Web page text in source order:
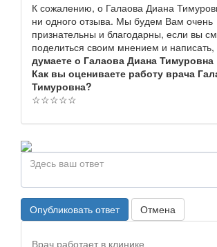
К сожалению, о Галаова Диана
ни одного отзыва. Мы будем Вам очень
признательны и благодарны, если вы
поделиться своим мнением и написать,
думаете о Галаова Диана Тимуровна
Как вы оцениваете работу врача
Тимуровна?
☆☆☆☆☆
Опубликовать ответ Отмена
Врач работает в клинике